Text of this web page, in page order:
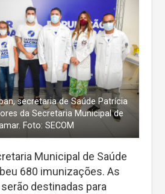
secretaria de Saúde Patrícia
da Secretaria Municipal de
Foto: SECOM
Municipal de Saúde
680 imunizações. As
destinadas para